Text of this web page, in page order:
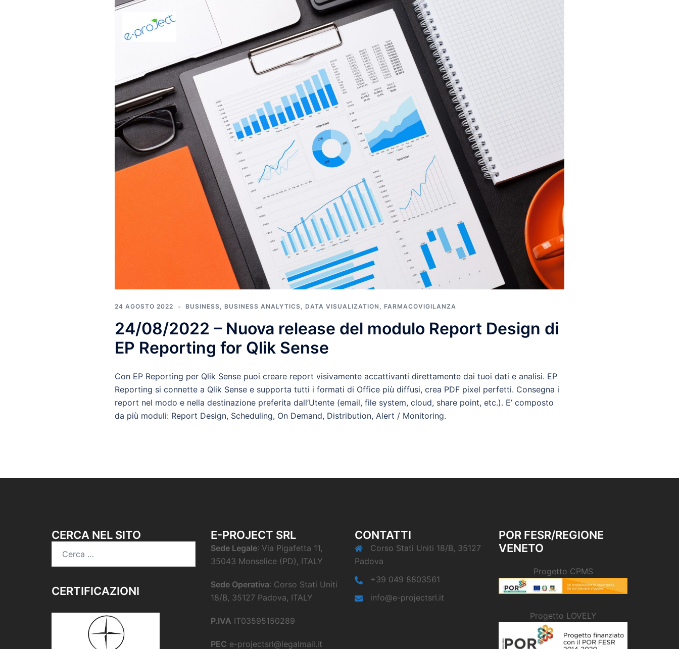
24 AGOSTO 2022 BUSINESS, BUSINESS ANALYTICS, DATA VISUALIZATION , FARMACOVIGILANZA
24/08/2022 – Nuova release del modulo Report Design di
EP Reporting for Qlik Sense
Con EP Reporting per Qlik Sense puoi creare report visivamente accattivanti direttamente dai tuoi dati e analisi. EP
Reporting si connette a Qlik Sense e supporta tutti i formati di Office più diffusi, crea PDF pixel perfetti. Consegna i
report nel modo e nella destinazione preferita dall’Utente (email, file system, cloud, share point, etc.). E’ composto
da più moduli: Report Design, Scheduling, On Demand, Distribution, Alert / Monitoring.
CERCA NEL SITO
CERTIFICAZIONI
E-PROJECT SRL
Sede Legale: Via Pigafetta 11,
35043 Monselice (PD), ITALY
Sede Operativa: Corso Stati Uniti
18/B, 35127 Padova, ITALY
P.IVA IT03595150289
PEC e-projectsrl@legalmail.it
CONTATTI
Corso Stati Uniti 18/B, 35127
Padova
+39 049 8803561
info@e-projectsrl.it
POR FESR/REGIONE
VENETO
Progetto CPMS
Progetto LOVELY